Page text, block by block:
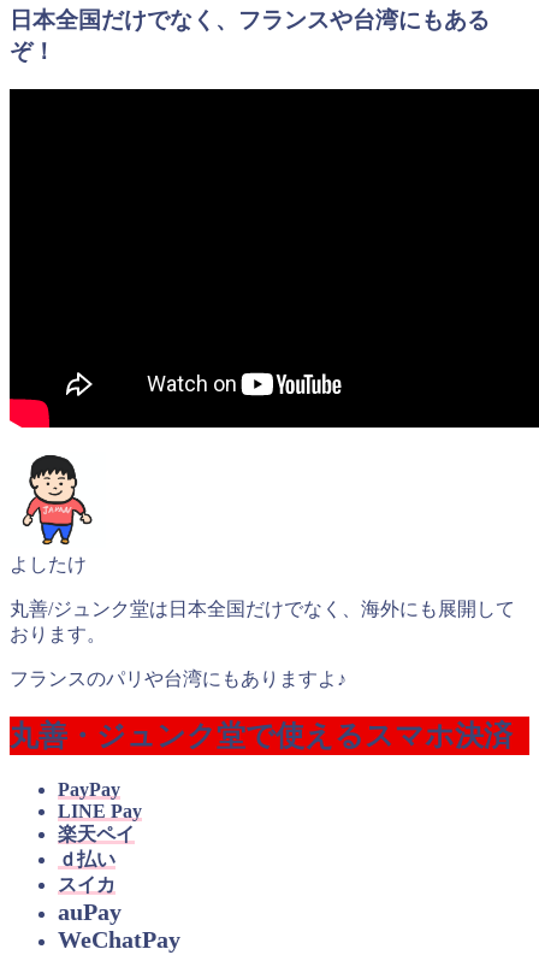
日本全国だけでなく、フランスや台湾にもある
ぞ！
よしたけ
丸善/ジュンク堂は日本全国だけでなく、海外にも展開して
おります。
フランスのパリや台湾にもありますよ♪
丸善・ジュンク堂で使えるスマホ決済
PayPay
LINE Pay
楽天ペイ
ｄ払い
スイカ
auPay
WeChatPay